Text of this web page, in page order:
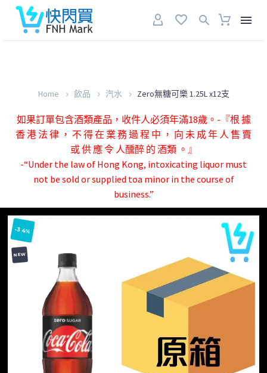
Home 飲品 汽水 Zero無糖可樂 1.25L x12支
如果訂單包含酒類產品，收件人必須年滿18歲。-『根 據
香 港 法 律 ， 不 得 在 業 務 過 程 中 ， 向 未 成 年 人 售 賣
或 供 應 令 人醺醉 的 酒類 。』
-“Under the law of Hong Kong, intoxicating liquor must
not be sold or supplied toa minor in the course of
business.”
-34%
NEW